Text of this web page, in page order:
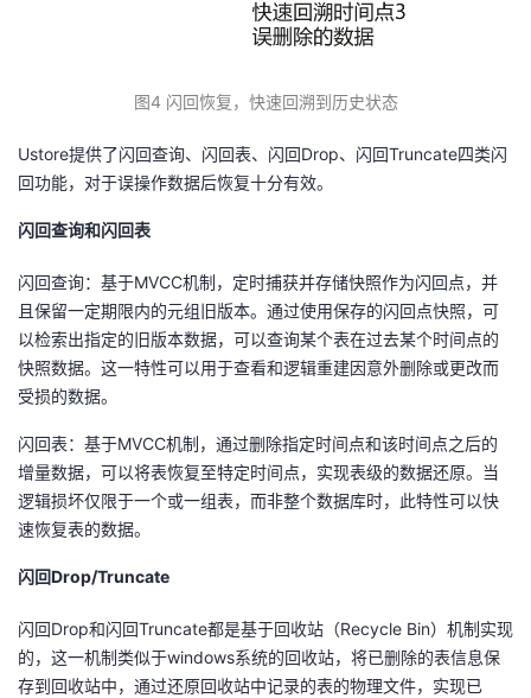
图4 闪回恢复，快速回溯到历史状态
Ustore提供了闪回查询、闪回表、闪回Drop、闪回Truncate四类闪
回功能，对于误操作数据后恢复十分有效。
闪回查询和闪回表
闪回查询：基于MVCC机制，定时捕获并存储快照作为闪回点，并
且保留一定期限内的元组旧版本。通过使用保存的闪回点快照，可
以检索出指定的旧版本数据，可以查询某个表在过去某个时间点的
快照数据。这一特性可以用于查看和逻辑重建因意外删除或更改而
受损的数据。
闪回表：基于MVCC机制，通过删除指定时间点和该时间点之后的
增量数据，可以将表恢复至特定时间点，实现表级的数据还原。当
逻辑损坏仅限于一个或一组表，而非整个数据库时，此特性可以快
速恢复表的数据。
闪回Drop/Truncate
闪回Drop和闪回Truncate都是基于回收站（Recycle Bin）机制实现
的，这一机制类似于windows系统的回收站，将已删除的表信息保
存到回收站中，通过还原回收站中记录的表的物理文件，实现已